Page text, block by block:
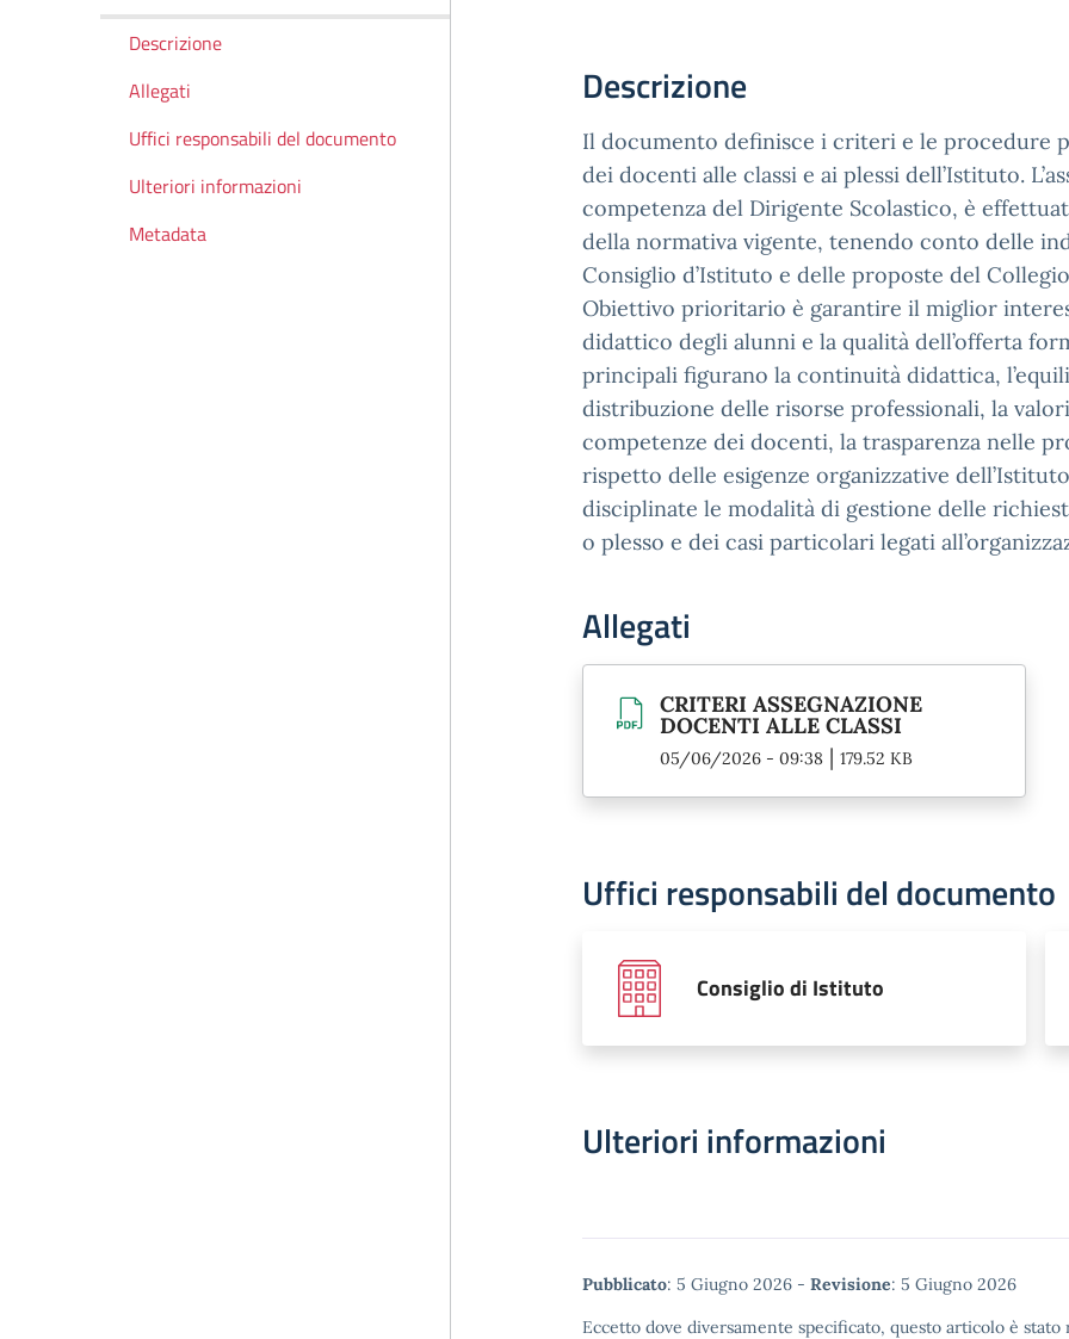
Indice della pagina
Descrizione
Allegati
Uffici responsabili del documento
Ulteriori informazioni
Metadata
Descrizione
Il documento definisce i criteri e le procedure
dei docenti alle classi e ai plessi dell’Istituto.
competenza del Dirigente Scolastico, è
della normativa vigente, tenendo conto delle
Consiglio d’Istituto e delle proposte del
Obiettivo prioritario è garantire il miglior
didattico degli alunni e la qualità dell’offerta
principali figurano la continuità didattica,
distribuzione delle risorse professionali, la
competenze dei docenti, la trasparenza nelle
rispetto delle esigenze organizzative
disciplinate le modalità di gestione delle
o plesso e dei casi particolari legati
Allegati
CRITERI ASSEGNAZIONE
DOCENTI ALLE CLASSI
05/06/2026 - 09:38 | 179.52 KB
Uffici responsabili del documento
Consiglio di Istituto
Ulteriori informazioni
Metadata
Pubblicato: 5 Giugno 2026 - Revisione: 5 Giugno 2026
Eccetto dove diversamente specificato, questo articolo è stato